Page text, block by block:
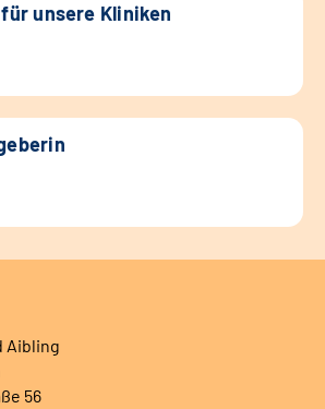
unsere Kliniken
Aibling
56